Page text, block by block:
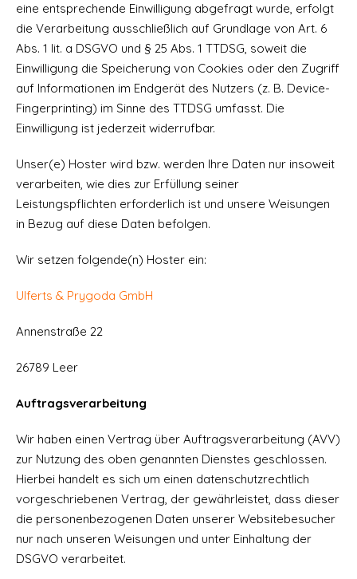
eine entsprechende Einwilligung abgefragt wurde, erfolgt
die Verarbeitung ausschließlich auf Grundlage von Art. 6
Abs. 1 lit. a DSGVO und § 25 Abs. 1 TTDSG, soweit die
Einwilligung die Speicherung von Cookies oder den Zugriff
auf Informationen im Endgerät des Nutzers (z. B. Device-
Fingerprinting) im Sinne des TTDSG umfasst. Die
Einwilligung ist jederzeit widerrufbar.
Unser(e) Hoster wird bzw. werden Ihre Daten nur insoweit
verarbeiten, wie dies zur Erfüllung seiner
Leistungspflichten erforderlich ist und unsere Weisungen
in Bezug auf diese Daten befolgen.
Wir setzen folgende(n) Hoster ein:
Ulferts & Prygoda GmbH
Annenstraße 22
26789 Leer
Auftragsverarbeitung
Wir haben einen Vertrag über Auftragsverarbeitung (AVV)
zur Nutzung des oben genannten Dienstes geschlossen.
Hierbei handelt es sich um einen datenschutzrechtlich
vorgeschriebenen Vertrag, der gewährleistet, dass dieser
die personenbezogenen Daten unserer Websitebesucher
nur nach unseren Weisungen und unter Einhaltung der
DSGVO verarbeitet.